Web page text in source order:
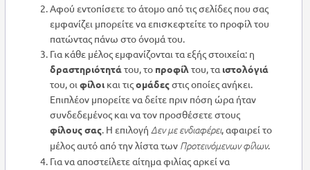
Αφού εντοπίσετε το άτομο από τις σελίδες που σας
εμφανίζει μπορείτε να επισκεφτείτε το προφίλ του
πατώντας πάνω στο όνομά του.
Για κάθε μέλος εμφανίζονται τα εξής στοιχεία: η
δραστηριότητάτου, το προφίλτου, τα ιστολόγιά
του, οι φίλοικαι τιςομάδεςστις οποίες ανήκει.
Επιπλέον μπορείτε να δείτε πριν πόση ώρα ήταν
συνδεδεμένος και να τον προσθέσετε στους
φίλους σας. Η επιλογή Δεν με ενδιαφέρει, αφαιρεί το
μέλος αυτό από την λίστα των Προτεινόμενων φίλων.
Για να αποστείλετε αίτημα φιλίας αρκεί να